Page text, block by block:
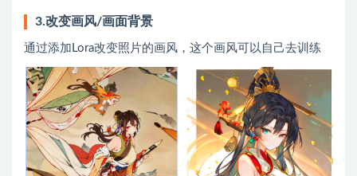
3.改变画风/画面背景
通过添加Lora改变照片的画风，这个画风可以自己去训练